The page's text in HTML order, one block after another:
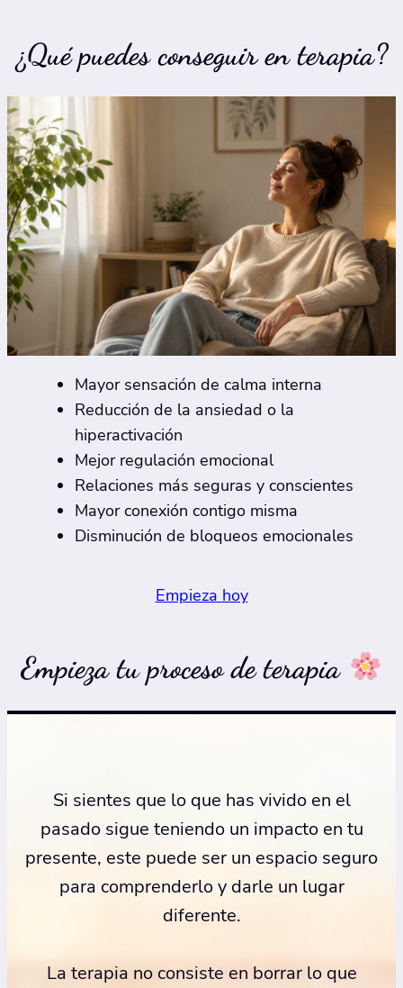
¿Qué puedes conseguir en terapia?
Mayor sensación de calma interna
Reducción de la ansiedad o la
hiperactivación
Mejor regulación emocional
Relaciones más seguras y conscientes
Mayor conexión contigo misma
Disminución de bloqueos emocionales
Empieza hoy
Empieza tu proceso de terapia
Si sientes que lo que has vivido en el
pasado sigue teniendo un impacto en tu
presente, este puede ser un espacio seguro
para comprenderlo y darle un lugar
diferente.
La terapia no consiste en borrar lo que